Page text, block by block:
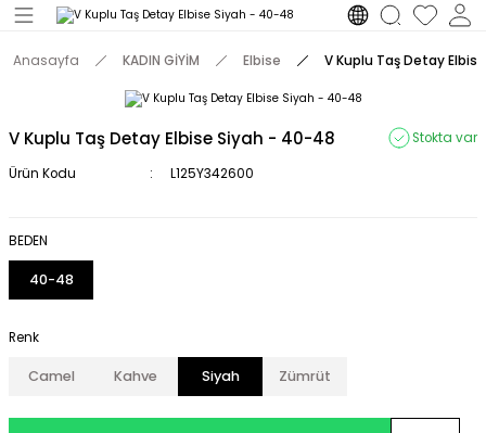
Anasayfa KADIN GİYİM Elbise V Kuplu Taş Detay
V Kuplu Taş Detay Elbise Siyah - 40-48 Stokta var
Ürün Kodu L125Y342600
BEDEN
40-48
Renk
Camel Kahve Siyah Zümrüt